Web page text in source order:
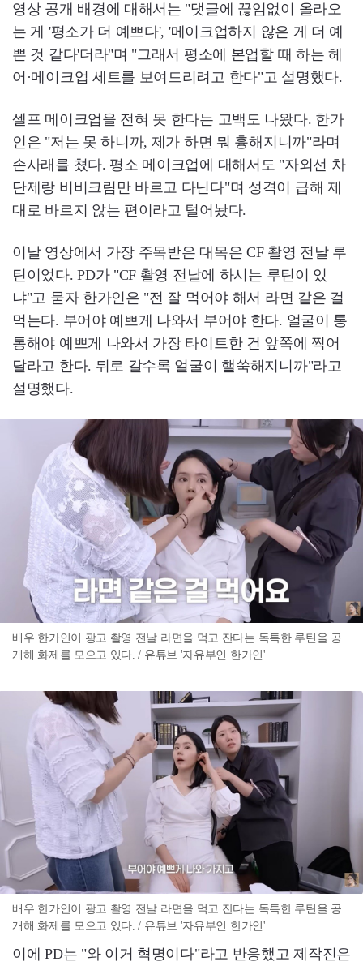
영상 공개 배경에 대해서는 "댓글에 끊임없이 올라오
는 게 '평소가 더 예쁘다', '메이크업하지 않은 게 더 예
쁜 것 같다'더라"며 "그래서 평소에 본업할 때 하는 헤
어·메이크업 세트를 보여드리려고 한다"고 설명했다.
셀프 메이크업을 전혀 못 한다는 고백도 나왔다. 한가
인은 "저는 못 하니까, 제가 하면 뭐 흉해지니까"라며
손사래를 쳤다. 평소 메이크업에 대해서도 "자외선 차
단제랑 비비크림만 바르고 다닌다"며 성격이 급해 제
대로 바르지 않는 편이라고 털어놨다.
이날 영상에서 가장 주목받은 대목은 CF 촬영 전날 루
틴이었다. PD가 "CF 촬영 전날에 하시는 루틴이 있
냐"고 묻자 한가인은 "전 잘 먹어야 해서 라면 같은 걸
먹는다. 부어야 예쁘게 나와서 부어야 한다. 얼굴이 통
통해야 예쁘게 나와서 가장 타이트한 건 앞쪽에 찍어
달라고 한다. 뒤로 갈수록 얼굴이 핼쑥해지니까"라고
설명했다.
배우 한가인이 광고 촬영 전날 라면을 먹고 잔다는 독특한 루틴을 공
개해 화제를 모으고 있다. / 유튜브 '자유부인 한가인'
배우 한가인이 광고 촬영 전날 라면을 먹고 잔다는 독특한 루틴을 공
개해 화제를 모으고 있다. / 유튜브 '자유부인 한가인'
이에 PD는 "와 이거 혁명이다"라고 반응했고 제작진은